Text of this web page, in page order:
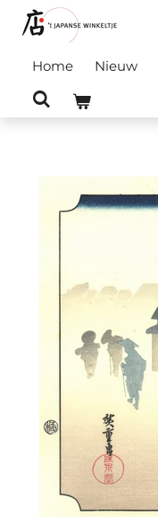
Ga
naar
Home Nieuw